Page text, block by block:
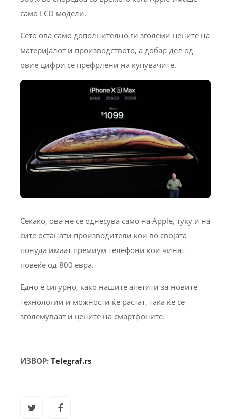
само LCD модели.
Сето ова само дополнително ги зголеми цените на
материјалот и производството, а добар дел од
овие цифри се префрлени на купувачите.
Секако, ова не се однесува само на Apple, туку и на
сите останати производители кои во својата
понуда имаат премиум телефони кои чинат
повеќе од 800 евра.
Едно е сигурно, како нашите апетити за новите
технологии и можности ќе растат, така ќе се
зголемуваат и цените на смартфоните.
ИЗВОР: Telegraf.rs